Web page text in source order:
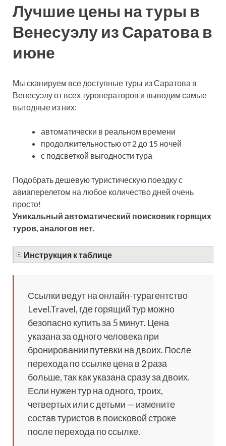
Лучшие цены на туры в
Венесуэлу из Саратова в
июне
Мы сканируем все доступные туры из Саратова в
Венесуэлу от всех туроператоров и выводим самые
выгодные из них:
автоматически в реальном времени
продолжительностью от 2 до 15 ночей
с подсветкой выгодности тура
Подобрать дешевую туристическую поездку с
авиаперелетом на любое количество дней очень
просто!
Уникальный автоматический поисковик горящих
туров, аналогов нет.
Инструкция к таблице
Ссылки ведут на онлайн-турагентство
Level.Travel, где горящий тур можно
безопасно купить за 5 минут. Цена
указана за одного человека при
бронировании путевки на двоих. После
перехода по ссылке цена в 2 раза
больше, так как указана сразу за двоих.
Если нужен тур на одного, троих,
четвертых или с детьми — измените
состав туристов в поисковой строке
после перехода по ссылке.